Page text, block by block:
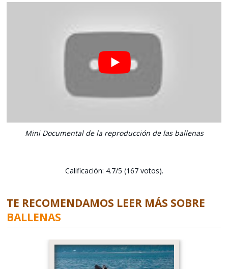
Mini Documental de la reproducción de las ballenas
Calificación: 4.7/5 (167 votos).
TE RECOMENDAMOS LEER MÁS SOBRE
BALLENAS